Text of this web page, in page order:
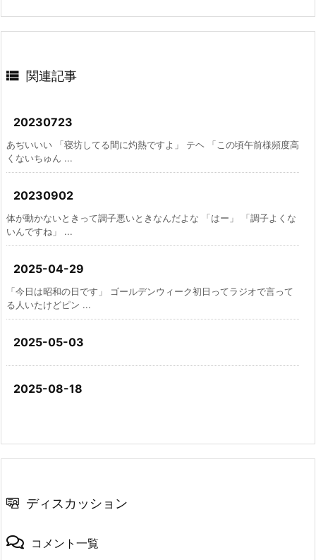
 関連記事
20230723
あぢいいい 「寝坊してる間に灼熱ですよ」 テヘ 「この頃午前様頻度高
くないちゅん ...
20230902
体が動かないときって調子悪いときなんだよな 「はー」 「調子よくな
いんですね」 ...
2025-04-29
「今日は昭和の日です」 ゴールデンウィーク初日ってラジオで言って
る人いたけどピン ...
2025-05-03
2025-08-18
ディスカッション
コメント一覧